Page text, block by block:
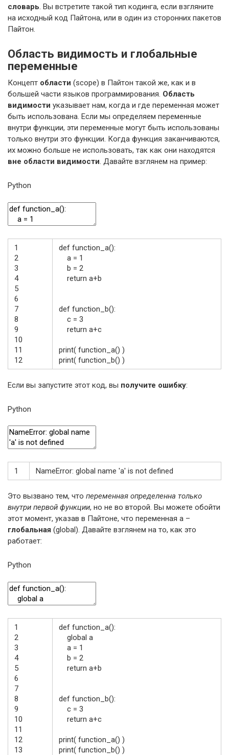
словарь. Вы встретите такой тип кодинга, если взгляните
на исходный код Пайтона, или в один из сторонних пакетов
Пайтон.
Область видимость и глобальные
переменные
Концепт области (scope) в Пайтон такой же, как и в
большей части языков программирования. Область
видимости указывает нам, когда и где переменная может
быть использована. Если мы определяем переменные
внутри функции, эти переменные могут быть использованы
только внутри это функции. Когда функция заканчиваются,
их можно больше не использовать, так как они находятся
вне области видимости. Давайте взглянем на пример:
Python
1
2
3
4
5
6
7
8
9
10
11
12
def function_a():
a = 1
b = 2
return a+b
def function_b():
c = 3
return a+c
print( function_a() )
print( function_b() )
Если вы запустите этот код, вы получите ошибку:
Python
1 NameError: global name 'a' is not defined
Это вызвано тем, что переменная определенна только
внутри первой функции, но не во второй. Вы можете обойти
этот момент, указав в Пайтоне, что переменная а –
глобальная (global). Давайте взглянем на то, как это
работает:
Python
1
2
3
4
5
6
7
8
9
10
11
12
13
def function_a():
global a
a = 1
b = 2
return a+b
def function_b():
c = 3
return a+c
print( function_a() )
print( function_b() )